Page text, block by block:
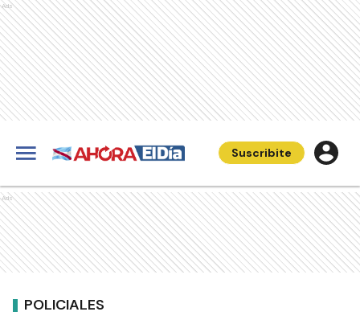
Ads
Suscribite
Ads
POLICIALES